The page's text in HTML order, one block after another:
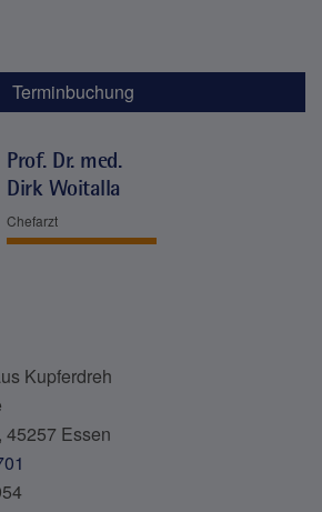
Terminbuchung
Prof. Dr. med.
Dirk Woitalla
Chefarzt
Kupferdreh
45257 Essen